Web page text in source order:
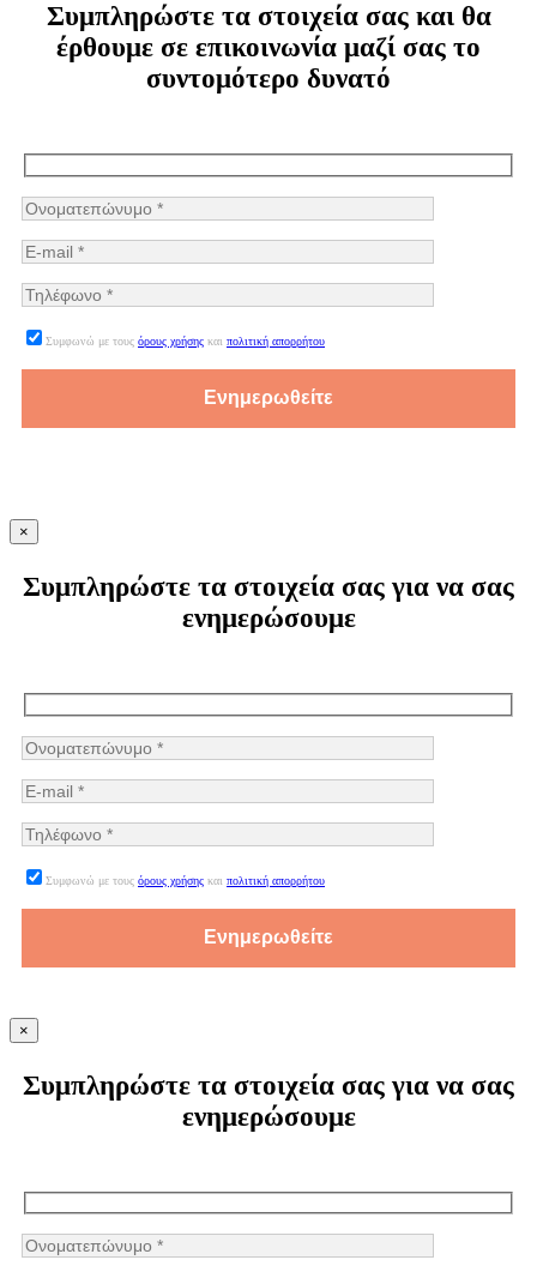
Συμπληρώστε τα στοιχεία σας και θα
έρθουμε σε επικοινωνία μαζί σας το
συντομότερο δυνατό
Συμφωνώ με τους όρους χρήσης και πολιτική απορρήτου
×
Συμπληρώστε τα στοιχεία σας για να σας
ενημερώσουμε
Συμφωνώ με τους όρους χρήσης και πολιτική απορρήτου
×
Συμπληρώστε τα στοιχεία σας για να σας
ενημερώσουμε